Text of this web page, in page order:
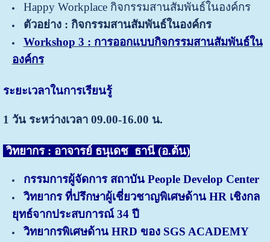
Happy Workplace กิจกรรมสานสัมพันธ์ในองค์กร
ตัวอย่าง : กิจกรรมสานสัมพันธ์ในองค์กร
Workshop 3 : การออกแบบกิจกรรมสานสัมพันธ์ใน
องค์กร
ระยะเวลาในการเรียนรู้
1 วัน ระหว่างเวลา 09.00-16.00 น.
วิทยากร : อาจารย์ ธนุเดช ธานี (อ.ต้น)
กรรมการผู้จัดการ สถาบัน People Develop Center
วิทยากร ที่ปรึกษาผู้เชี่ยวชาญพิเศษด้าน HR เชิงกล
ยุทธ์จากประสบการณ์ 34 ปี
วิทยากรพิเศษด้าน HRD ของ SGS ACADEMY